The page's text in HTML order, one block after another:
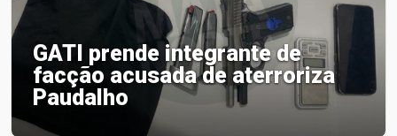
GATI prende integrante de
facção acusada de aterroriza
Paudalho